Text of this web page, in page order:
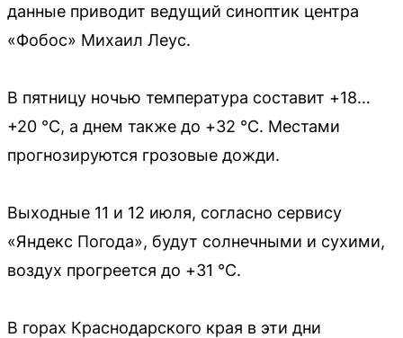
данные приводит ведущий синоптик центра
«Фобос» Михаил Леус.
В пятницу ночью температура составит +18…
+20 °С, а днем также до +32 °С. Местами
прогнозируются грозовые дожди.
Выходные 11 и 12 июля, согласно сервису
«Яндекс Погода», будут солнечными и сухими,
воздух прогреется до +31 °С.
В горах Краснодарского края в эти дни